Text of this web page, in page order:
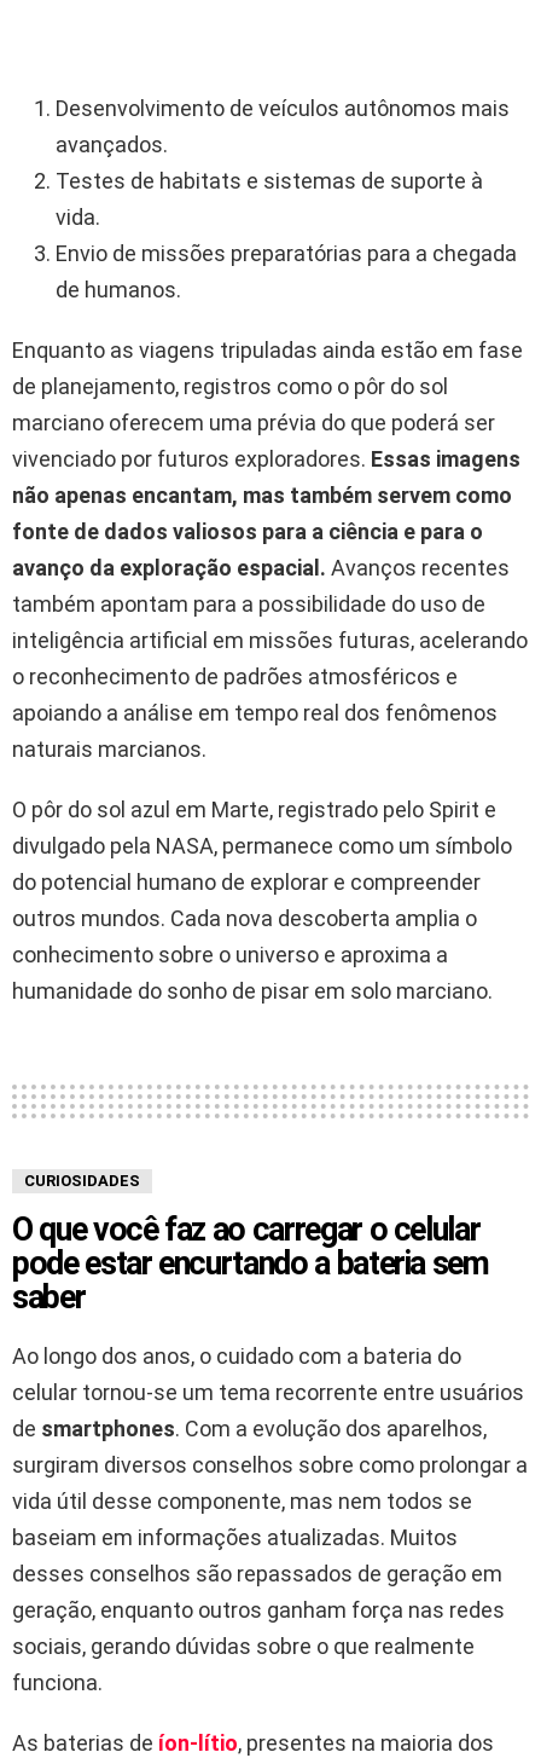
Desenvolvimento de veículos autônomos mais
avançados.
Testes de habitats e sistemas de suporte à
vida.
Envio de missões preparatórias para a chegada
de humanos.
Enquanto as viagens tripuladas ainda estão em fase
de planejamento, registros como o pôr do sol
marciano oferecem uma prévia do que poderá ser
vivenciado por futuros exploradores. Essas imagens
não apenas encantam, mas também servem como
fonte de dados valiosos para a ciência e para o
avanço da exploração espacial. Avanços recentes
também apontam para a possibilidade do uso de
inteligência artificial em missões futuras, acelerando
o reconhecimento de padrões atmosféricos e
apoiando a análise em tempo real dos fenômenos
naturais marcianos.
O pôr do sol azul em Marte, registrado pelo Spirit e
divulgado pela NASA, permanece como um símbolo
do potencial humano de explorar e compreender
outros mundos. Cada nova descoberta amplia o
conhecimento sobre o universo e aproxima a
humanidade do sonho de pisar em solo marciano.
CURIOSIDADES
O que você faz ao carregar o celular
pode estar encurtando a bateria sem
saber
Ao longo dos anos, o cuidado com a bateria do
celular tornou-se um tema recorrente entre usuários
de smartphones. Com a evolução dos aparelhos,
surgiram diversos conselhos sobre como prolongar a
vida útil desse componente, mas nem todos se
baseiam em informações atualizadas. Muitos
desses conselhos são repassados de geração em
geração, enquanto outros ganham força nas redes
sociais, gerando dúvidas sobre o que realmente
funciona.
As baterias de íon-lítio, presentes na maioria dos